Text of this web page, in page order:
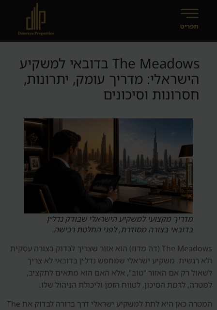
The Meadows בדובאי למשקיע
הישראלי: מדריך עומק, יתרונות,
חסרונות וסיכונים
מדריך מקצועי למשקיע הישראלי שבודק נדל״ן
בדובאי בצורה מסודרת, לפני החלטת רכישה.
The Meadows (דה מדוז) הוא אזור שצריך לבדוק בצורה עסקית
ולא רגשית. משקיע ישראלי שמחפש נדל״ן בדובאי לא צריך
לשאול רק אם האזור “טוב”, אלא האם הוא מתאים לתקציב,
למטרה, לרמת הסיכון, לטווח הזמן וליכולת הניהול שלו.
המטרה כאן היא לתת למשקיע ישראלי דרך ברורה לבדוק את The